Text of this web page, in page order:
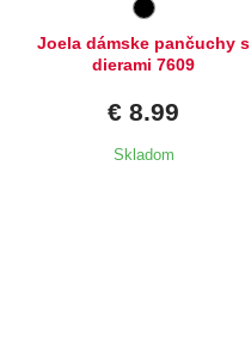
Joela dámske pančuchy s
dierami 7609
€ 8.99
Skladom